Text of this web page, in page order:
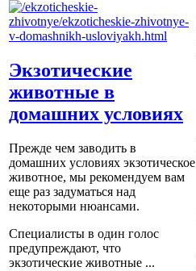
Экзотические
животные в
домашних условиях
Прежде чем заводить в
домашних условиях экзотическое
животное, мы рекомендуем вам
еще раз задуматься над
некоторыми нюансами.
Специалисты в один голос
предупреждают, что
экзотические животные ...